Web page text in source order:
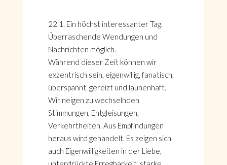
22.1. Ein höchst interessanter Tag.
Überraschende Wendungen und
Nachrichten möglich.
Während dieser Zeit können wir
exzentrisch sein, eigenwillig, fanatisch,
überspannt, gereizt und launenhaft.
Wir neigen zu wechselnden
Stimmungen, Entgleisungen,
Verkehrtheiten. Aus Empfindungen
heraus wird gehandelt. Es zeigen sich
auch Eigenwilligkeiten in der Liebe,